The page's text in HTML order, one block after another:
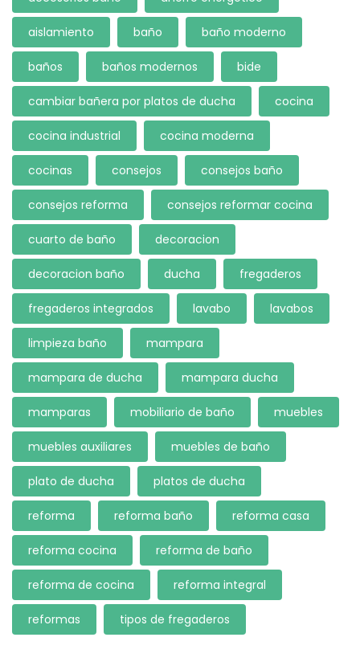
aislamiento baño baño moderno
baños baños modernos bide
cambiar bañera por platos de ducha cocina
cocina industrial cocina moderna
cocinas consejos consejos baño
consejos reforma consejos reformar cocina
cuarto de baño decoracion
decoracion baño ducha fregaderos
fregaderos integrados lavabo lavabos
limpieza baño mampara
mampara de ducha mampara ducha
mamparas mobiliario de baño muebles
muebles auxiliares muebles de baño
plato de ducha platos de ducha
reforma reforma baño reforma casa
reforma cocina reforma de baño
reforma de cocina reforma integral
reformas tipos de fregaderos